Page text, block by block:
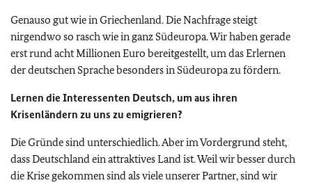
Genauso gut wie in Griechenland. Die Nachfrage steigt
nirgendwo so rasch wie in ganz Südeuropa. Wir haben gerade
erst rund acht Millionen Euro bereitgestellt, um das Erlernen
der deutschen Sprache besonders in Südeuropa zu fördern.
Lernen die Interessenten Deutsch, um aus ihren
Krisenländern zu uns zu emigrieren?
Die Gründe sind unterschiedlich. Aber im Vordergrund steht,
dass Deutschland ein attraktives Land ist. Weil wir besser durch
die Krise gekommen sind als viele unserer Partner, sind wir